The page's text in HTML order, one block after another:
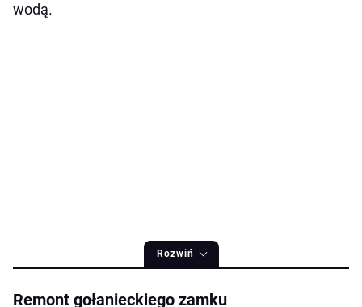
wodą.
Rozwiń
Remont gołanieckiego zamku